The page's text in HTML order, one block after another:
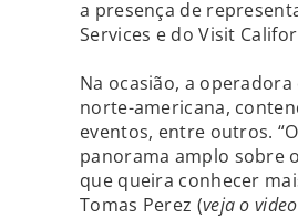
a presença de
Services e do Visit
Na ocasião, a
norte-americana,
eventos, entre outros.
panorama amplo sobre
que queira conhecer
Tomas Perez (veja o